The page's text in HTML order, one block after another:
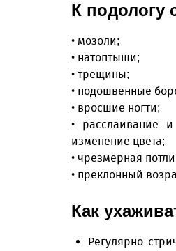
К подологу
• мозоли;
• натоптыши;
• трещины;
• подошвенные
• вросшие ногти;
• расслаивание
изменение цвета;
• чрезмерная
• преклонный
Как
Регулярно